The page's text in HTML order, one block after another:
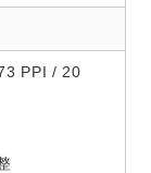
PPI / 20